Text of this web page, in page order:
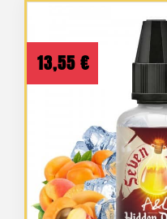
13,55 €